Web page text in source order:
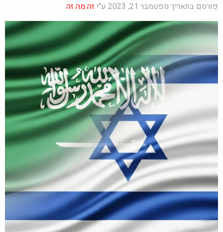
פורסם בתאריך ספטמבר 21, 2023 ע"י זה מה זה